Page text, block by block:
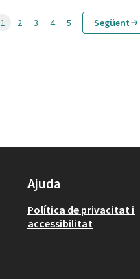
1 2 3 4 5 Següent
Ajuda
Política de privacitat i
accessibilitat